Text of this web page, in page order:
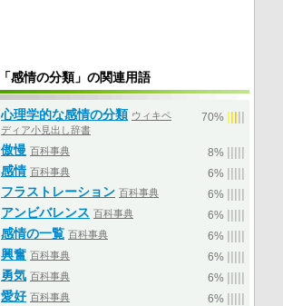
「感情の分類」の関連用語
心理学的な感情の分類 ウィキペ
ディア小見出し辞書
70%
傲慢 百科事典 8%
感情 百科事典 6%
フラストレーション 百科事典 6%
アンビバレンス 百科事典 6%
感情の一覧 百科事典 6%
興奮 百科事典 6%
勇気 百科事典 6%
愛好 百科事典 6%